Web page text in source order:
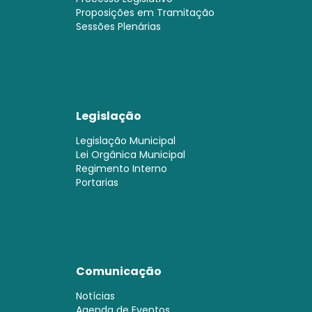
Proposições em Tramitação
Sessões Plenárias
Legislação
Legislação Municipal
Lei Orgânica Municipal
Regimento Interno
Portarias
Comunicação
Notícias